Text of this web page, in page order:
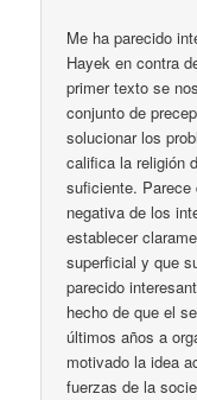
Me ha parecido
Hayek en contra
primer texto se
conjunto de
solucionar los
califica la religión
suficiente. Parece
negativa de los
establecer
superficial y que
parecido
hecho de que el
últimos años a
motivado la idea
fuerzas de la